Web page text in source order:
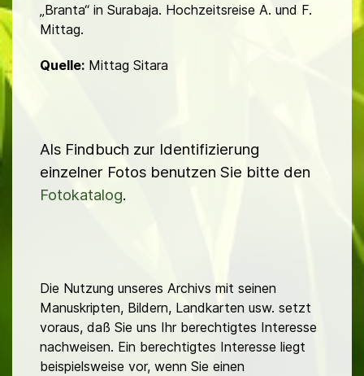
„Branta“ in Surabaja. Hoch­zeits­reise A. und F.
Mittag.
Quelle: Mittag Sitara
Als Findbuch zur Identifizierung
einzelner Fotos benutzen Sie bitte den
Fotokatalog.
Die Nutzung unseres Archivs mit seinen
Manuskripten, Bildern, Landkarten usw. setzt
voraus, daß Sie uns Ihr berechtigtes Interesse
nachweisen. Ein berechtigtes Interesse liegt
beispielsweise vor, wenn Sie einen